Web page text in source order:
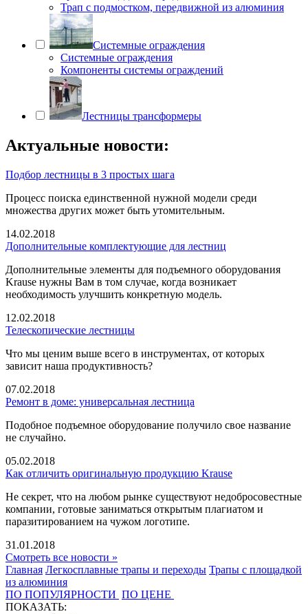
Трап с подмостком, передвижной из алюминия
Системные ограждения
Системные ограждения
Компоненты системы ограждений
Лестницы трансформеры
Актуальные новости:
Подбор лестницы в 3 простых шага
Процесс поиска единственной нужной модели среди
множества других может быть утомительным.
14.02.2018
Дополнительные комплектующие для лестниц
Дополнительные элементы для подъемного оборудования
Krause нужны Вам в том случае, когда возникает
необходимость улучшить конкретную модель.
12.02.2018
Телескопические лестницы
Что мы ценим выше всего в инструментах, от которых
зависит наша продуктивность?
07.02.2018
Ремонт в доме: универсальная лестница
Подобное подъемное оборудование получило свое название
не случайно.
05.02.2018
Как отличить оригинальную продукцию Krause
Не секрет, что на любом рынке существуют недобросовестные
компании, готовые заниматься открытым плагиатом и
паразитированием на чужом логотипе.
31.01.2018
Смотреть все новости »
Главная Легкосплавные трапы и переходы Трапы с площадкой
из алюминия
ПО ПОПУЛЯРНОСТИ ПО ЦЕНЕ
ПОКАЗАТЬ: